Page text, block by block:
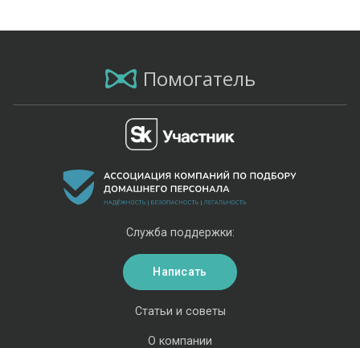
Помогатель
Статьи и советы
О компании
Служба поддержки:
Написать